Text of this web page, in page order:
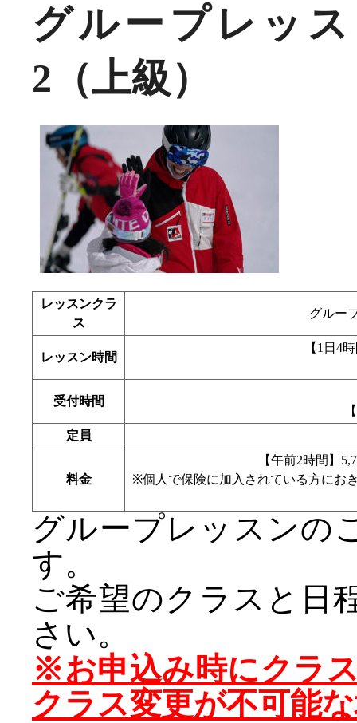
グループレッ
2（上級）
レッスンクラ
ス
グルー
レッスン時間
【1日4
受付時間
定員
料金
【午前2時間】
※個人で保険に加入されている方にお
グループレッスンの
す。
ご希望のクラスと日
さい。
※お申込み時にクラ
クラス変更が不可能